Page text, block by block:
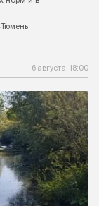
6 августа, 18:00